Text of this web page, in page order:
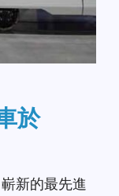
於
新的最先進